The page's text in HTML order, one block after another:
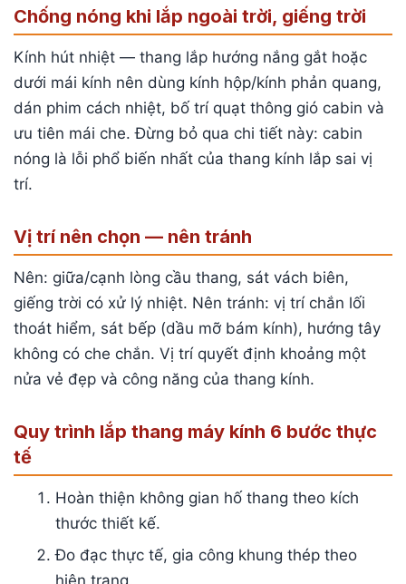
Chống nóng khi lắp ngoài trời, giếng trời
Kính hút nhiệt — thang lắp hướng nắng gắt hoặc
dưới mái kính nên dùng kính hộp/kính phản quang,
dán phim cách nhiệt, bố trí quạt thông gió cabin và
ưu tiên mái che. Đừng bỏ qua chi tiết này: cabin
nóng là lỗi phổ biến nhất của thang kính lắp sai vị
trí.
Vị trí nên chọn — nên tránh
Nên: giữa/cạnh lòng cầu thang, sát vách biên,
giếng trời có xử lý nhiệt. Nên tránh: vị trí chắn lối
thoát hiểm, sát bếp (dầu mỡ bám kính), hướng tây
không có che chắn. Vị trí quyết định khoảng một
nửa vẻ đẹp và công năng của thang kính.
Quy trình lắp thang máy kính 6 bước thực
tế
Hoàn thiện không gian hố thang theo kích
thước thiết kế.
Đo đạc thực tế, gia công khung thép theo